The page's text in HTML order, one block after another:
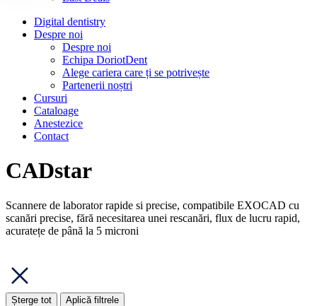
Digital dentistry
Despre noi
Despre noi
Echipa DoriotDent
Alege cariera care ți se potrivește
Partenerii noștri
Cursuri
Cataloage
Anestezice
Contact
CADstar
Scannere de laborator rapide si precise, compatibile EXOCAD cu
scanări precise, fără necesitarea unei rescanări, flux de lucru rapid,
acuratețe de până la 5 microni
Șterge tot Aplică filtrele